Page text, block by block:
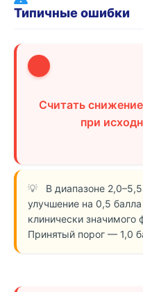
Типичные ошибки
Считать
при
В диапазоне
улучшение на 0,5
клинически значимого
Принятый порог — 1,0